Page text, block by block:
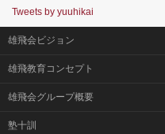
Tweets by yuuhikai
雄飛会ビジョン
雄飛教育コンセプト
雄飛会グループ概要
塾十訓